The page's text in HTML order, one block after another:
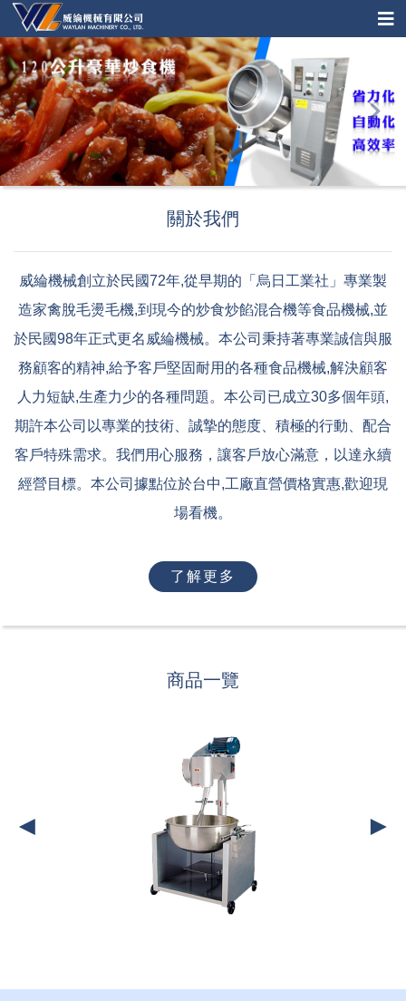
關於我們
威綸機械創立於民國72年,從早期的「烏日工業社」專業製
造家禽脫毛燙毛機,到現今的炒食炒餡混合機等食品機械,並
於民國98年正式更名威綸機械。本公司秉持著專業誠信與服
務顧客的精神,給予客戶堅固耐用的各種食品機械,解決顧客
人力短缺,生產力少的各種問題。本公司已成立30多個年頭,
期許本公司以專業的技術、誠摯的態度、積極的行動、配合
客戶特殊需求。我們用心服務，讓客戶放心滿意，以達永續
經營目標。本公司據點位於台中,工廠直營價格實惠,歡迎現
場看機。
了解更多
商品一覽